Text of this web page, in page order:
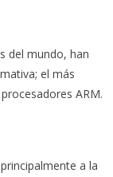
del mundo, han
el más
ARM.
a la